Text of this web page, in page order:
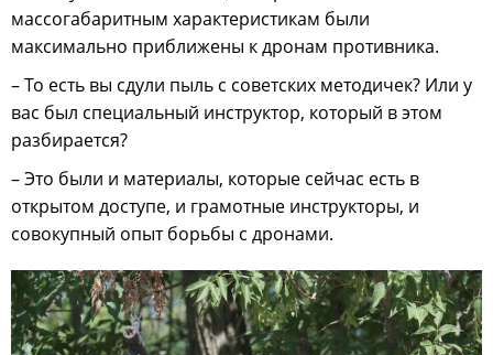
массогабаритным характеристикам были
максимально приближены к дронам противника.
– То есть вы сдули пыль с советских методичек? Или у
вас был специальный инструктор, который в этом
разбирается?
– Это были и материалы, которые сейчас есть в
открытом доступе, и грамотные инструкторы, и
совокупный опыт борьбы с дронами.